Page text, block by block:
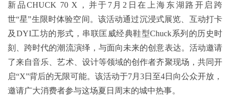
新品CHUCK 70 X，并于7月2日在上海东湖路开启跨
世“星”生限时体验空间。该活动通过沉浸式展览、互动打卡
及DYI工坊的形式，串联匡威经典鞋型Chuck系列的历史时
刻、跨时代的潮流演绎，与面向未来的创意表达。活动邀请
了来自音乐、艺术、设计等领域的创作者齐聚现场，共同开
启“X”背后的无限可能。该活动于7月3日至4日向公众开放，
邀请广大消费者参与这场夏日周末的城中热事。